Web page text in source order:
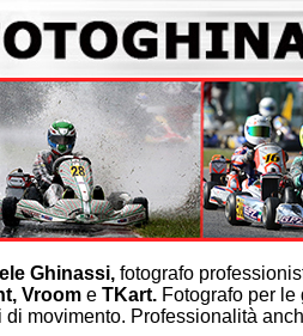
Ghinassi, fotografo
Vroom e TKart. Fotografo per
di movimento. Professionalità
in alta risoluzione scelti da gare
2)
in media risoluzione scelti da gare
cad. (minimo 4)
in bassa risoluzione scelti da gare
(minimo 5)
15x23 €. 8,00 cad. (minimo 4)
20x30 €. 10,00 cad. (minimo 3)
30x45
poster 50x75